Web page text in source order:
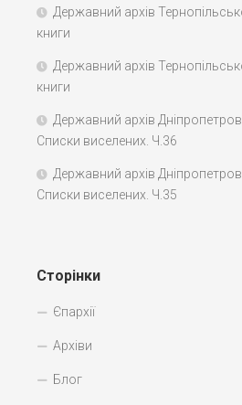
Державний архів
книги
Державний архів
книги
Державний архів
Списки виселених. Ч.36
Державний архів
Списки виселених. Ч.35
Сторінки
Єпархії
Архіви
Блог